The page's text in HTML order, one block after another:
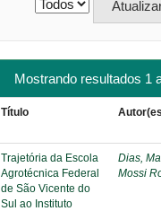
Mostrando resultados 1
Título
Trajetória da Escola
Agrotécnica Federal
de São Vicente do
Sul ao Instituto
Dias,
Mossi